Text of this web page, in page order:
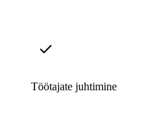
Töötajate juhtimine